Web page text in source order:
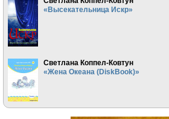
«Высекательница Искр»
Светлана Коппел-Ковтун
«Жена Океана (DiskBook)»